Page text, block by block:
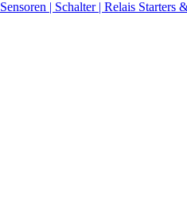
Sensoren | Schalter | Relais Starters